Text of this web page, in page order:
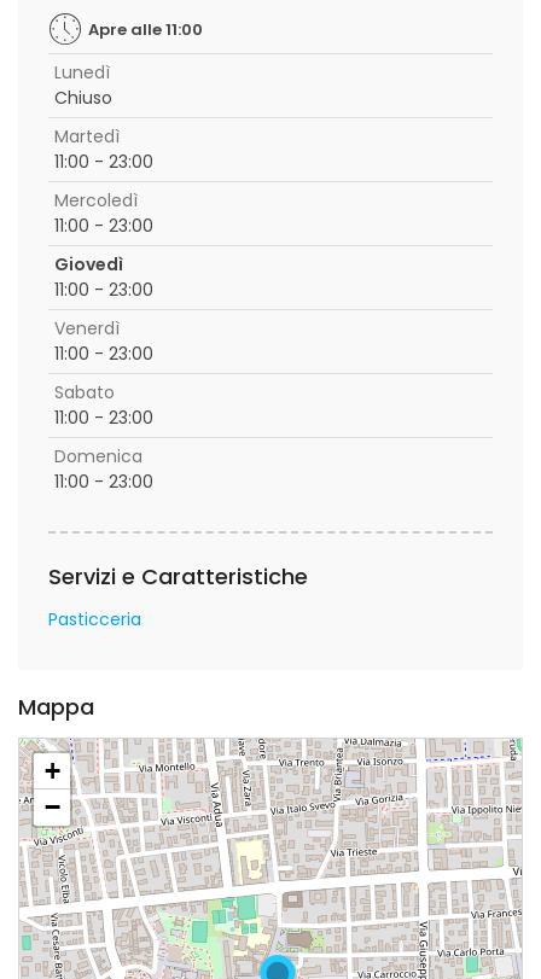
Apre alle 11:00
Lunedì
Chiuso
Martedì
11:00 - 23:00
Mercoledì
11:00 - 23:00
Giovedì
11:00 - 23:00
Venerdì
11:00 - 23:00
Sabato
11:00 - 23:00
Domenica
11:00 - 23:00
Servizi e Caratteristiche
Pasticceria
Mappa
+
−